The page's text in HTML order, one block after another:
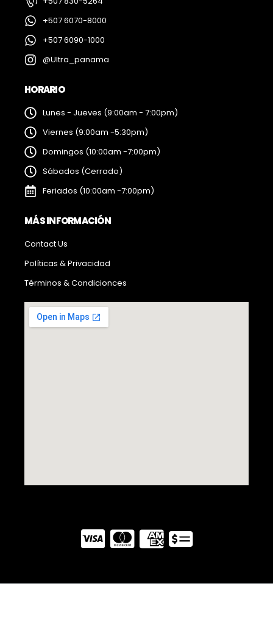
+507 6070-8000
+507 6090-1000
@Ultra_panama
HORARIO
Lunes - Jueves (9:00am - 7:00pm)
Viernes (9:00am -5:30pm)
Domingos (10:00am -7:00pm)
Sábados (Cerrado)
Feriados (10:00am -7:00pm)
MÁS INFORMACIÓN
Contact Us
Políticas & Privacidad
Términos & Condicionces